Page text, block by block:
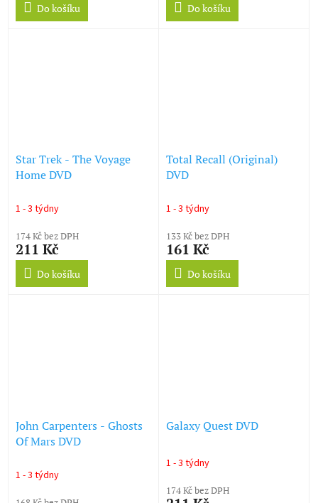
Do košíku Do košíku
Star Trek - The Voyage
Home DVD
1 - 3 týdny
174 Kč bez DPH
211 Kč
Do košíku
Total Recall (Original)
DVD
1 - 3 týdny
133 Kč bez DPH
161 Kč
Do košíku
John Carpenters - Ghosts
Of Mars DVD
1 - 3 týdny
Galaxy Quest DVD
Průměrné
produktu
1 - 3 týdny
174 Kč bez DPH